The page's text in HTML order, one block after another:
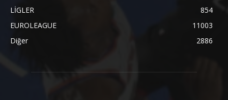
LİGLER
854
EUROLEAGUE
11003
Diğer
2886